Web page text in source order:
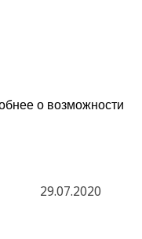
о возможности
29.07.2020